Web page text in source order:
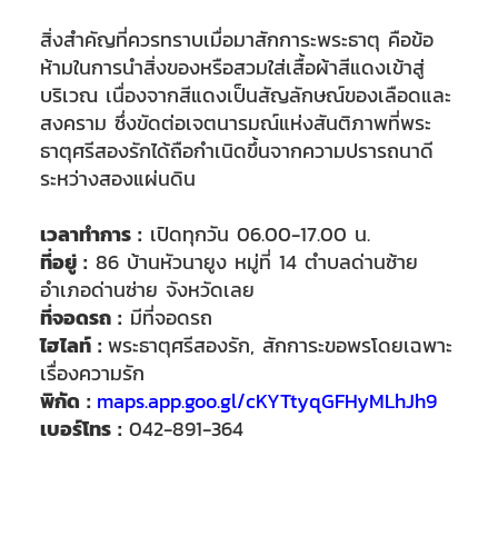
สิ่งสำคัญที่ควรทราบเมื่อมาสักการะพระธาตุ คือข้อ
ห้ามในการนำสิ่งของหรือสวมใส่เสื้อผ้าสีแดงเข้าสู่
บริเวณ เนื่องจากสีแดงเป็นสัญลักษณ์ของเลือดและ
สงคราม ซึ่งขัดต่อเจตนารมณ์แห่งสันติภาพที่พระ
ธาตุศรีสองรักได้ถือกำเนิดขึ้นจากความปรารถนาดี
ระหว่างสองแผ่นดิน
เวลาทำการ : เปิดทุกวัน 06.00-17.00 น.
ที่อยู่ : 86 บ้านหัวนายูง หมู่ที่ 14 ตำบลด่านซ้าย
อำเภอด่านซ่าย จังหวัดเลย
ที่จอดรถ : มีที่จอดรถ
ไฮไลท์ : พระธาตุศรีสองรัก, สักการะขอพรโดยเฉพาะ
เรื่องความรัก
พิกัด : maps.app.goo.gl/cKYTtyqGFHyMLhJh9
เบอร์โทร : 042-891-364